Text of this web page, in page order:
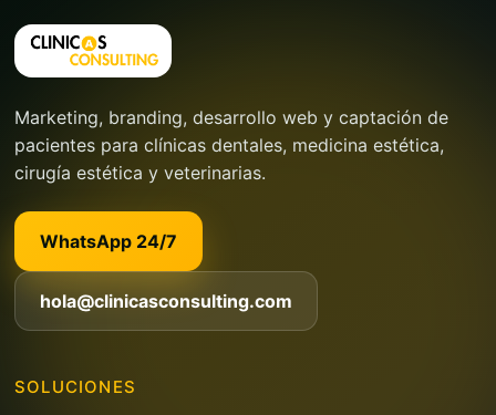
Marketing, branding, desarrollo web y captación de
pacientes para clínicas dentales, medicina estética,
cirugía estética y veterinarias.
WhatsApp 24/7
hola@clinicasconsulting.com
SOLUCIONES